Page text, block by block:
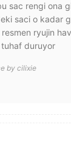
sac rengi ona
saci o kadar
ryujin
duruyor
by cilixie